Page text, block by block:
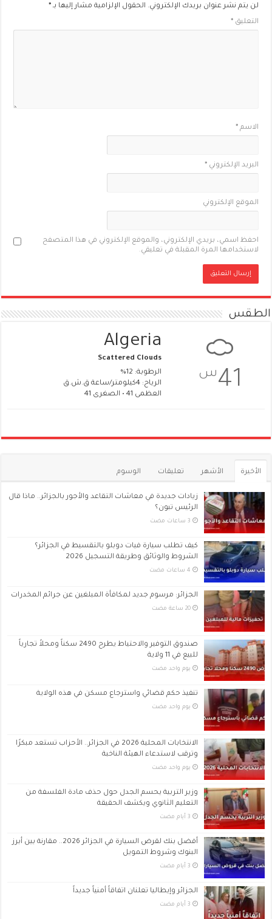
لن يتم نشر عنوان بريدك الإلكتروني. الحقول الإلزامية مشار إليها بـ*
التعليق*
الاسم*
البريد الإلكتروني*
الموقع الإلكتروني
احفظ اسمي، بريدي الإلكتروني، والموقع الإلكتروني في هذا المتصفح
لاستخدامها المرة المقبلة في تعليقي.
الطقس
41س
Algeria
Scattered Clouds
الرطوبة: 12%
الرياح: 4كيلومتر/ساعة ق.ش.ق‎
العظمى 41 • الصغرى 41
الأخيرة الأشهر تعليقات الوسوم
زيادات جديدة في معاشات التقاعد والأجور بالجزائر.. ماذا قال
الرئيس تبون؟
كيف تطلب سيارة فيات دوبلو بالتقسيط في الجزائر؟
الشروط والوثائق وطريقة التسجيل 2026
الجزائر: مرسوم جديد لمكافأة المبلغين عن جرائم المخدرات
‏20 ساعة مضت
صندوق التوفير والاحتياط يطرح 2490 سكناً ومحلاً تجارياً
للبيع في 11 ولاية
‏يوم واحد مضت
تنفيذ حكم قضائي واسترجاع مسكن في هذه الولاية
‏يوم واحد مضت
الانتخابات المحلية 2026 في الجزائر.. الأحزاب تستعد مبكرًا
وترقب لاستدعاء الهيئة الناخبة
‏يوم واحد مضت
وزير التربية يحسم الجدل حول حذف مادة الفلسفة من
التعليم الثانوي ويكشف الحقيقة
أفضل بنك لقرض السيارة في الجزائر 2026.. مقارنة بين أبرز
البنوك وشروط التمويل
الجزائر وإيطاليا تعلنان اتفاقاً أمنياً جديداً